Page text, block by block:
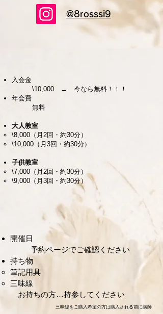
@8rosssi9
入会金
\10,000 → 今なら無料！！！
年会費
無料
大人教室
\8,000（月2回・約30分）
\10,000（月3回・約30分）
子供教室
\7,000（月2回・約30分）
\9,000（月3回・約30分）
開催日
予約ページでご確認ください
持ち物
筆記用具
三味線
お持ちの方…持参してください
三味線をご購入希望の方は購入される前に講師